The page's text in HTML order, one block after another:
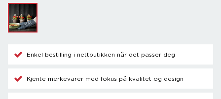
Enkel bestilling i nettbutikken når det passer deg
Kjente merkevarer med fokus på kvalitet og design